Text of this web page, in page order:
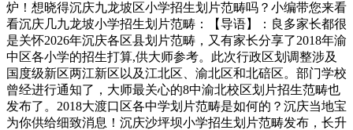
炉！想晓得沉庆九龙坡区小学招生划片范畴吗？小编带您来看
看沉庆几九龙坡小学招生划片范畴：【导语】：良多家长都很
是关怀2026年沉庆各区县划片范畴，又有家长分享了2018年渝
中区各小学的招生打算,供大师参考。此次行政区划调整涉及
国度级新区两江新区以及江北区、渝北区和北碚区。部门学校
曾经进行通知了，大师最关心的8中渝北校区划片招生范畴也
发布了。2018大渡口区各中学划片范畴是如何的？沉庆当地宝
为你供给细致消息！沉庆沙坪坝小学招生划片范畴发布，长升